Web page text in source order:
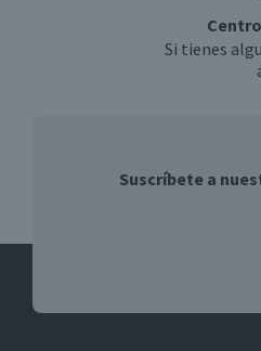
Si tienes
Suscríbete a